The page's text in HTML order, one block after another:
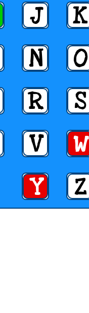
J K
N O
R S
V W
Y
Z